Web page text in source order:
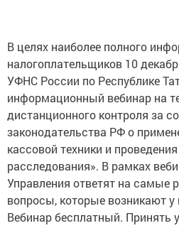
В целях наиболее полного
налогоплательщиков 10
УФНС России по Республике
информационный вебинар на
дистанционного контроля за
законодательства РФ о
кассовой техники и
расследования». В рамках
Управления ответят на самые
вопросы, которые возникают у
Вебинар бесплатный. Принять